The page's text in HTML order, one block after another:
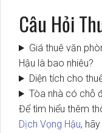
Câu Hỏi
Giá thuê văn
Hậu là bao nhiêu?
Diện tích cho
Tòa nhà có chỗ
Để tìm hiểu thêm
Dịch Vọng Hậu,